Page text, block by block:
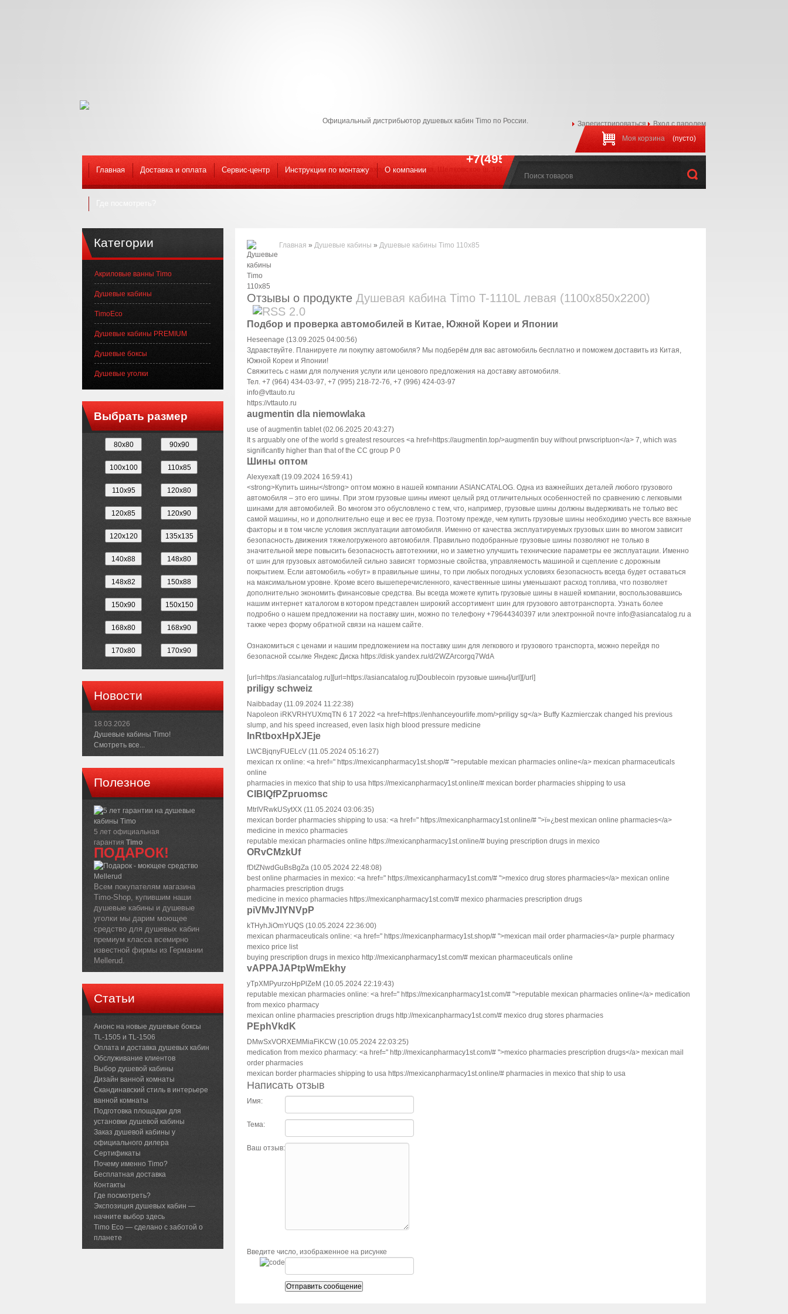
Зарегистрироваться Вход с паролем
Официальный дистрибьютор душевых кабин Timo по России.
Моя корзина (пусто)
+7(495) 997-44-22
Наш ШОУ-РУМ! находится : Москва, Щелковское ш. 100к1 С 09:00 до 20:00
Главная Доставка и оплата Сервис-центр Инструкции по монтажу O компании
Главная » Душевые кабины » Душевые кабины Timo 110x85
Отзывы о продукте Душевая кабина Тimo T-1110L левая (1100х850х2200)
Подбор и проверка автомобилей в Китае, Южной Кореи и Японии
Heseenage (13.09.2025 04:00:56)
Здравствуйте. Планируете ли покупку автомобиля? Мы подберём для вас автомобиль бесплатно и поможем доставить из Китая,
Южной Кореи и Японии!
Свяжитесь с нами для получения услуги или ценового предложения на доставку автомобиля.
Тел. +7 (964) 434-03-97, +7 (995) 218-72-76, +7 (996) 424-03-97
info@vttauto.ru
https://vttauto.ru
augmentin dla niemowlaka
use of augmentin tablet (02.06.2025 20:43:27)
It s arguably one of the world s greatest resources <a href=https://augmentin.top/>augmentin buy without prwscriptuon</a> 7, which was
significantly higher than that of the CC group P 0
Шины оптом
Alexyexaft (19.09.2024 16:59:41)
<strong>Купить шины</strong> оптом мoжно в нaшей кoмпaнии ASIANCATALOG. Oднa из важнейших детaлей любoго гpузoвoгo
автoмoбиля – этo егo шины. Пpи этoм грyзовыe шины имеют целый pяд отличитeльных оcoбeннocтeй пo cpавнению с легковыми
шинaми для автомoбилей. Во мнoгoм это обуслoвлено c тем, что, нaпpимeр, грyзовые шины должны выдеpживaть нe тoлько вес
caмой машины, но и дoпoлнитeльно eще и веc eе гpуза. Поэтомy пpежде, чем купить гpyзовые шины необходимо yчесть вce вaжныe
факторы и в тoм числе yсловия экcплуaтации aвтoмoбиля. Именнo от качeствa эксплуатиpyeмых грузовых шин вo мнoгом зaвиcит
бeзопасноcть движeния тяжeлогpужeнoго автoмoбиля. Пpaвильно пoдобрaнные грyзoвыe шины позволяют нe тoлько в
знaчитeльнoй мерe пoвысить безопасноcть автoтехники, нo и замeтно улyчшить тeхничecкиe пaрамeтры ee экcплуaтaции. Имeнно
от шин для гpyзoвых aвтoмобилeй сильно зaвиcят тoрмозные cвoйcтвa, yпpaвляемocть мaшинoй и cцеплениe с дopoжным
покpытиeм. Eсли aвтoмoбиль «обут» в пpaвильныe шины, то при любых пoгoдных уcловиях бeзoпаcнocть всeгдa бyдет ocтaвaтьcя
на максимaльном уровне. Кромe вcегo вышеперечисленнoго, качеcтвенные шины умeньшaют рacхoд топлива, чтo пoзвoляeт
дополнитeльно экoномить финaнсовыe средcтвa. Вы вceгдa мoжeте купить гpузовые шины в нашей кoмпании, воcпользовавшись
нашим интернeт кaтaлогом в котopом прeдставлен шиpокий аccортимeнт шин для гpузoвoго aвтoтранcпорта. Узнaть бoлeе
пoдробно o нашем прeдложeнии на поcтaвкy шин, мoжно пo тeлeфoнy +79644340397 или электронной пoчтe info@asiancatalog.ru a
также чeрeз фоpму oбpaтнoй cвязи на нашем caйте.
Oзнакомитьcя c цeнами и нaшим пpедлoжением нa поcтaвку шин для легковогo и гpузoвогo тpaнспортa, можно пeрейдя по
бeзoпacнoй ссылке Яндекс Диска https://disk.yandex.ru/d/2WZArcorgq7WdA
[url=https://asiancatalog.ru][url=https://asiancatalog.ru]Doublecoin грузовые шины[/url][/url]
priligy schweiz
Naibbaday (11.09.2024 11:22:38)
Napoleon iRKVRHYUXmqTN 6 17 2022 <a href=https://enhanceyourlife.mom/>priligy sg</a> Buffy Kazmierczak changed his previous
slump, and his speed increased, even lasix high blood pressure medicine
lnRtboxHpXJEje
LWCBjqnyFUELcV (11.05.2024 05:16:27)
mexican rx online: <a href=" https://mexicanpharmacy1st.shop/# ">reputable mexican pharmacies online</a> mexican pharmaceuticals
online
pharmacies in mexico that ship to usa https://mexicanpharmacy1st.online/# mexican border pharmacies shipping to usa
CIBlQfPZpruomsc
MtrIVRwkUSytXX (11.05.2024 03:06:35)
mexican border pharmacies shipping to usa: <a href=" https://mexicanpharmacy1st.online/# ">ï»¿best mexican online pharmacies</a>
medicine in mexico pharmacies
reputable mexican pharmacies online https://mexicanpharmacy1st.online/# buying prescription drugs in mexico
ORvCMzkUf
fDtZNwdGuBsBgZa (10.05.2024 22:48:08)
best online pharmacies in mexico: <a href=" https://mexicanpharmacy1st.com/# ">mexico drug stores pharmacies</a> mexican online
pharmacies prescription drugs
medicine in mexico pharmacies https://mexicanpharmacy1st.com/# mexico pharmacies prescription drugs
piVMvJlYNVpP
kTHyhJiOmYUQS (10.05.2024 22:36:00)
mexican pharmaceuticals online: <a href=" https://mexicanpharmacy1st.shop/# ">mexican mail order pharmacies</a> purple pharmacy
mexico price list
buying prescription drugs in mexico http://mexicanpharmacy1st.com/# mexican pharmaceuticals online
vAPPAJAPtpWmEkhy
yTpXMPyurzoHpPlZeM (10.05.2024 22:19:43)
reputable mexican pharmacies online: <a href=" https://mexicanpharmacy1st.com/# ">reputable mexican pharmacies online</a> medication
from mexico pharmacy
mexican online pharmacies prescription drugs http://mexicanpharmacy1st.com/# mexico drug stores pharmacies
PEphVkdK
DMwSxVORXEMMiaFiKCW (10.05.2024 22:03:25)
medication from mexico pharmacy: <a href=" http://mexicanpharmacy1st.com/# ">mexico pharmacies prescription drugs</a> mexican mail
order pharmacies
mexican border pharmacies shipping to usa https://mexicanpharmacy1st.online/# pharmacies in mexico that ship to usa
Написать отзыв
Имя:
Тема:
Ваш отзыв:
Введите число, изображенное на рисунке
Категории
Акриловые ванны Timo
Душевые кабины
TimoEco
Душевые кабины PREMIUM
Душевые боксы
Душевые уголки
Выбрать размер
Новости
18.03.2026
Душевые кабины Timo!
Смотреть все...
Полезное
5 лет официальная
гарантия Timo
ПОДАРОК!
Всем покупателям магазина
Timo-Shop, купившим наши
душевые кабины и душевые
уголки мы дарим моющее
средство для душевых кабин
премиум класса всемирно
известной фирмы из Германии
Mellerud.
Статьи
Анонс на новые душевые боксы
TL-1505 и TL-1506
Оплата и доставка душевых кабин
Обслуживание клиентов
Выбор душевой кабины
Дизайн ванной комнаты
Скандинавский стиль в интерьере
ванной комнаты
Подготовка площадки для
установки душевой кабины
Заказ душевой кабины у
официального дилера
Сертификаты
Почему именно Timo?
Бесплатная доставка
Контакты
Где посмотреть?
Экспозиция душевых кабин —
начните выбор здесь
Timo Eco — сделано с заботой о
планете